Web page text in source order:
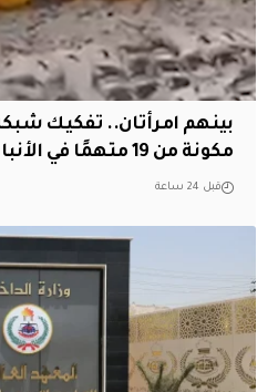
بينهم امرأتان.. تفكيك
مكونة من 19 متهمًا في الأنبار
قبل 24 ساعة